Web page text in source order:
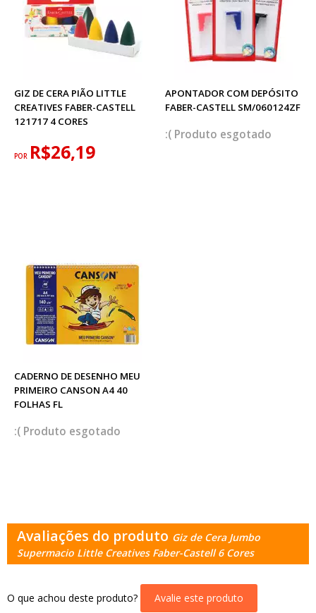
GIZ DE CERA PIÃO LITTLE
CREATIVES FABER-CASTELL
121717 4 CORES
POR R$26,19
APONTADOR COM DEPÓSITO
FABER-CASTELL SM/060124ZF
esgotado
CADERNO DE DESENHO MEU
PRIMEIRO CANSON A4 40
FOLHAS FL
esgotado
Avaliações do produto Giz de Cera Jumbo
Supermacio Little Creatives Faber-Castell 6 Cores
O que achou deste produto? Avalie este produto